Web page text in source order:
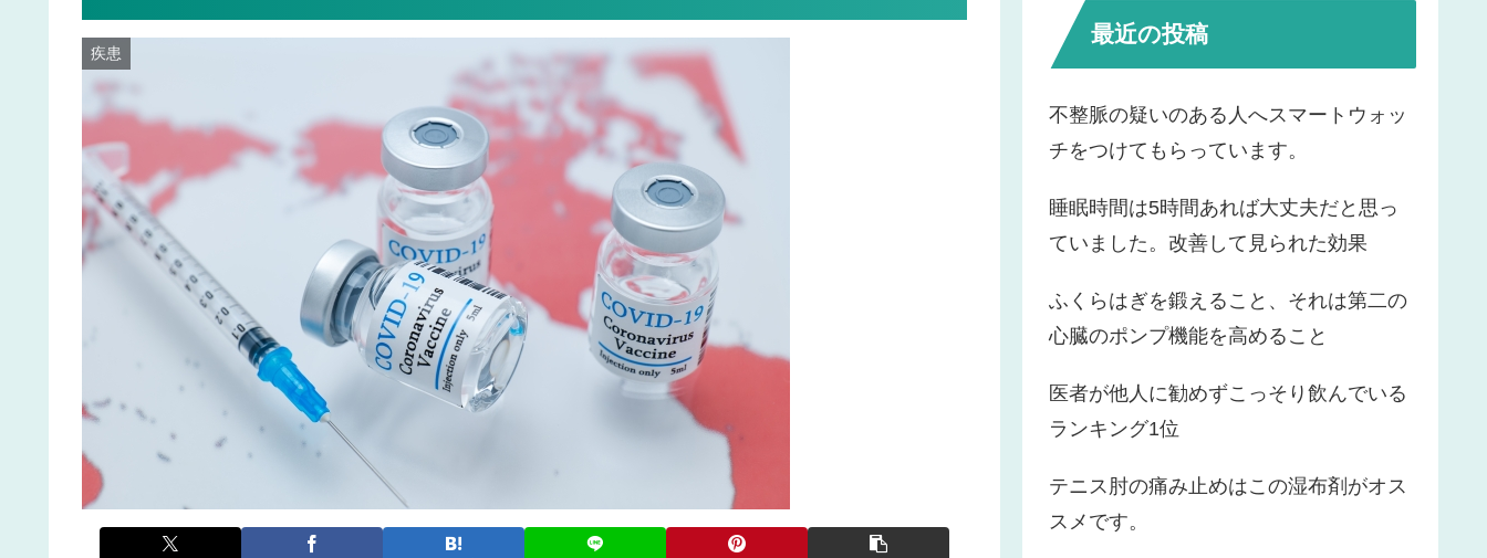
疾患
最近の投稿
不整脈の疑いのある人へスマートウォッ
チをつけてもらっています。
睡眠時間は5時間あれば大丈夫だと思っ
ていました。改善して見られた効果
ふくらはぎを鍛えること、それは第二の
心臓のポンプ機能を高めること
医者が他人に勧めずこっそり飲んでいる
ランキング1位
テニス肘の痛み止めはこの湿布剤がオス
スメです。